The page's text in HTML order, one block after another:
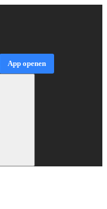
App openen